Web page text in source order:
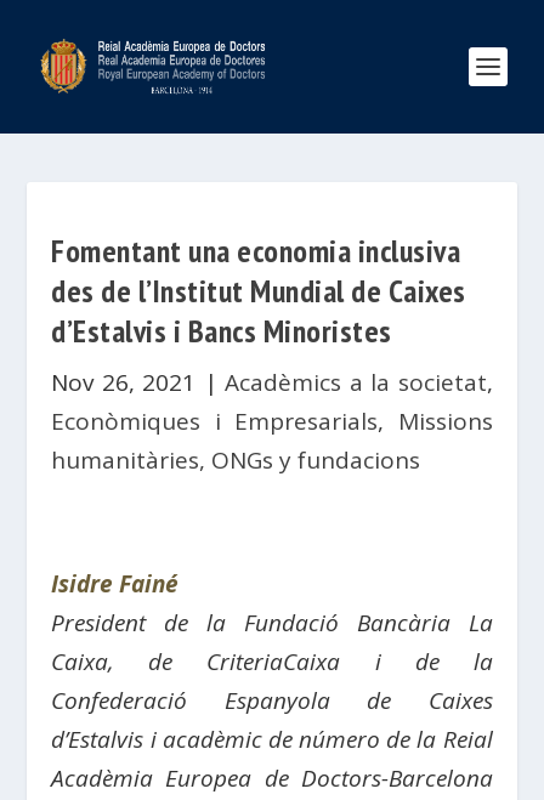
Fomentant una economia inclusiva
des de l’Institut Mundial de Caixes
d’Estalvis i Bancs Minoristes
Nov 26, 2021 |Acadèmics a la societat,
Econòmiques i Empresarials, Missions
humanitàries, ONGs y fundacions
Isidre Fainé
President de la Fundació Bancària La
Caixa, de CriteriaCaixa i de la
Confederació Espanyola de Caixes
d’Estalvis i acadèmic de número de la Reial
Acadèmia Europea de Doctors-Barcelona